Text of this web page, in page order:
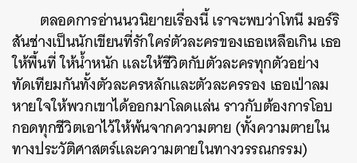
ตลอดการอ่านนวนิยายเรื่องนี้ เราจะพบว่าโทนี มอร์ริ
สันช่างเป็นนักเขียนที่รักใคร่ตัวละครของเธอเหลือเกินเธอ
ให้พื้นที่ ให้น้ำหนัก และให้ชีวิตกับตัวละครทุกตัวอย่าง
ทัดเทียมกันทั้งตัวละครหลักและตัวละครรอง เธอเป่าลม
หายใจให้พวกเขาได้ออกมาโลดแล่น ราวกับต้องการโอบ
กอดทุกชีวิตเอาไว้ให้พ้นจากความตาย (ทั้งความตายใน
ทางประวัติศาสตร์และความตายในทางวรรณกรรม)